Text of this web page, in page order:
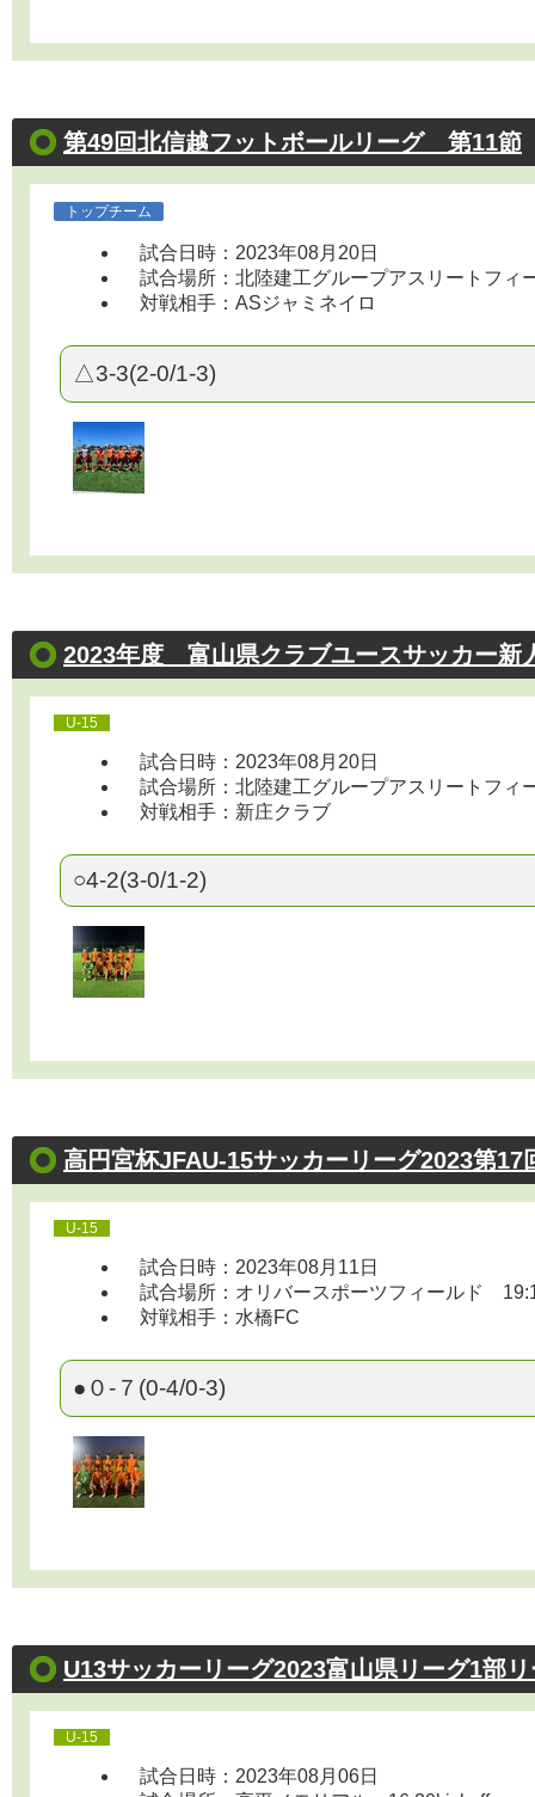
第49回北信越フットボールリーグ 第11節
トップチーム
試合日時：2023年08月20日
試合場所：北陸建工グループアスリートフィ
対戦相手：ASジャミネイロ
△3-3(2-0/1-3)
2023年度 富山県クラブユースサッカー
U-15
試合日時：2023年08月20日
試合場所：北陸建工グループアスリートフ
対戦相手：新庄クラブ
○4-2(3-0/1-2)
高円宮杯JFAU-15サッカーリーグ2023第
U-15
試合日時：2023年08月11日
試合場所：オリバースポーツフィールド
対戦相手：水橋FC
●０-７(0-4/0-3)
U13サッカーリーグ2023富山県リーグ1部
U-15
試合日時：2023年08月06日